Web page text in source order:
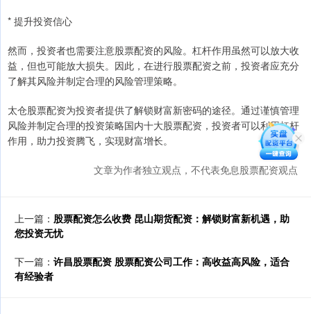
* 提升投资信心
然而，投资者也需要注意股票配资的风险。杠杆作用虽然可以放大收
益，但也可能放大损失。因此，在进行股票配资之前，投资者应充分
了解其风险并制定合理的风险管理策略。
太仓股票配资为投资者提供了解锁财富新密码的途径。通过谨慎管理
风险并制定合理的投资策略国内十大股票配资，投资者可以利用杠杆
作用，助力投资腾飞，实现财富增长。
文章为作者独立观点，不代表免息股票配资观点
上一篇： 股票配资怎么收费 昆山期货配资：解锁财富新机遇，助
您投资无忧
下一篇： 许昌股票配资 股票配资公司工作：高收益高风险，适合
有经验者